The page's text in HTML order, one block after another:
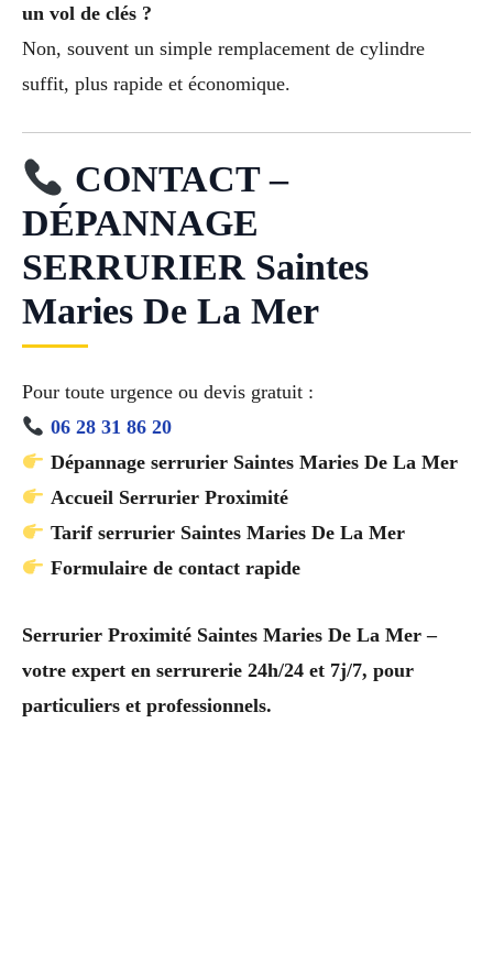
un vol de clés ?
Non, souvent un simple remplacement de cylindre
suffit, plus rapide et économique.
CONTACT –
DÉPANNAGE
SERRURIER Saintes
Maries De La Mer
Pour toute urgence ou devis gratuit :
06 28 31 86 20
Dépannage serrurier Saintes Maries De La Mer
Accueil Serrurier Proximité
Tarif serrurier Saintes Maries De La Mer
Formulaire de contact rapide
Serrurier Proximité Saintes Maries De La Mer –
votre expert en serrurerie 24h/24 et 7j/7, pour
particuliers et professionnels.